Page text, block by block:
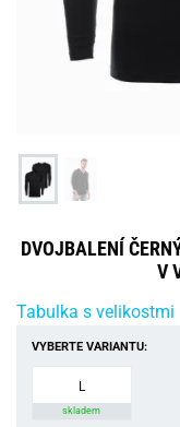
DVOJBALENÍ
V
Tabulka s velikostmi
VYBERTE VARIANTU:
L
skladem